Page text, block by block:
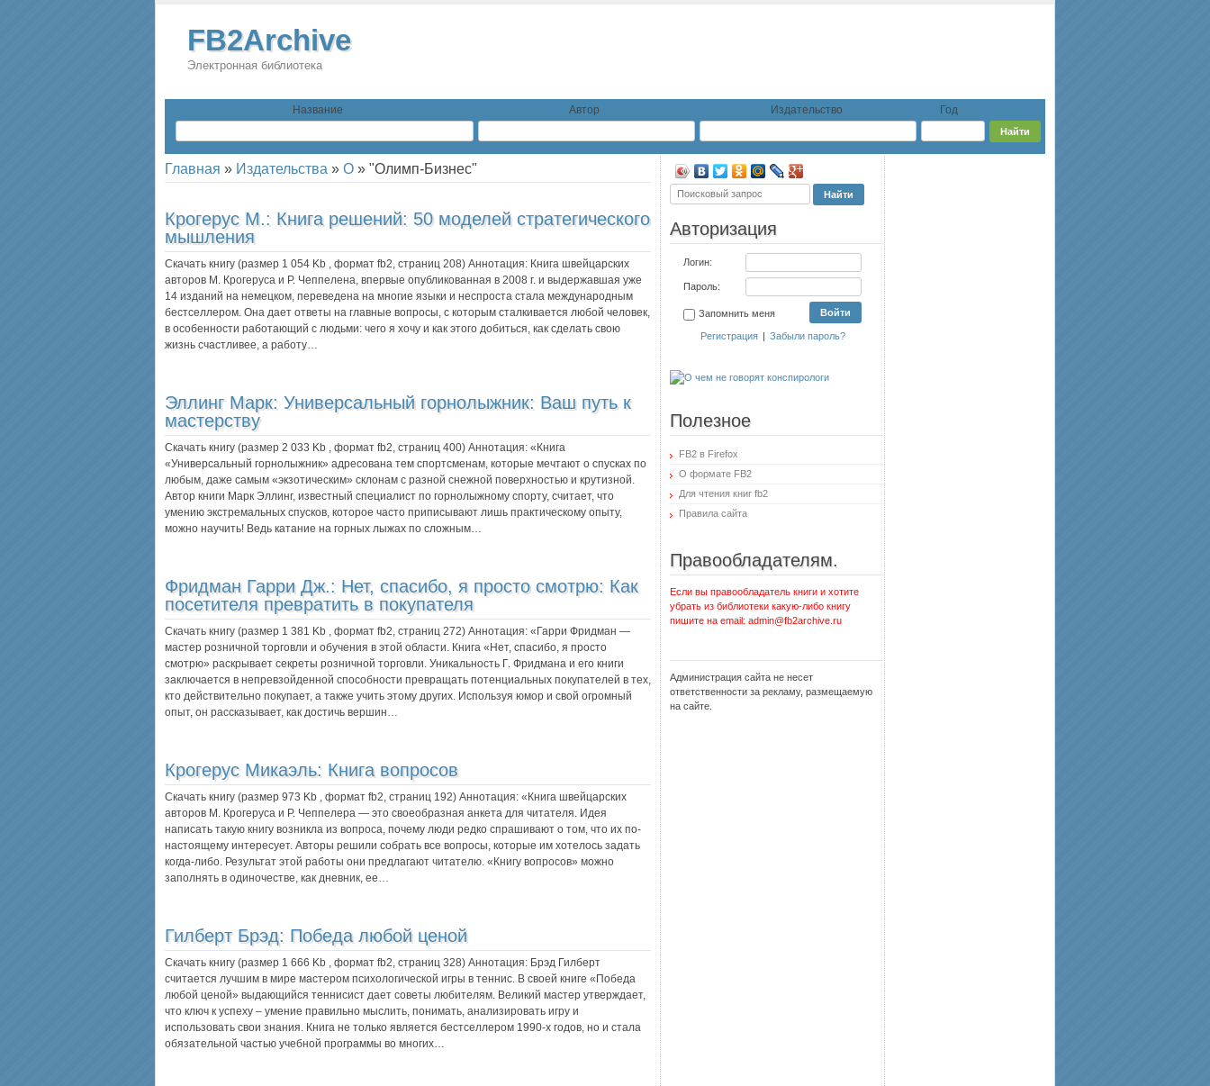
FB2Archive
Электронная библиотека
Название Автор Издательство Год
Главная » Издательства » О » "Олимп-Бизнес"
Крогерус М.: Книга решений: 50 моделей стратегического
мышления
Скачать книгу (размер 1 054 Kb , формат fb2, страниц 208) Аннотация: Книга швейцарских
авторов М. Крогеруса и Р. Чеппелена, впервые опубликованная в 2008 г. и выдержавшая уже
14 изданий на немецком, переведена на многие языки и неспроста стала международным
бестселлером. Она дает ответы на главные вопросы, с которым сталкивается любой человек,
в особенности работающий с людьми: чего я хочу и как этого добиться, как сделать свою
жизнь счастливее, а работу…
Эллинг Марк: Универсальный горнолыжник: Ваш путь к
мастерству
Скачать книгу (размер 2 033 Kb , формат fb2, страниц 400) Аннотация: «Книга
«Универсальный горнолыжник» адресована тем спортсменам, которые мечтают о спусках по
любым, даже самым «экзотическим» склонам с разной снежной поверхностью и крутизной.
Автор книги Марк Эллинг, известный специалист по горнолыжному спорту, считает, что
умению экстремальных спусков, которое часто приписывают лишь практическому опыту,
можно научить! Ведь катание на горных лыжах по сложным…
Фридман Гарри Дж.: Нет, спасибо, я просто смотрю: Как
посетителя превратить в покупателя
Скачать книгу (размер 1 381 Kb , формат fb2, страниц 272) Аннотация: «Гарри Фридман —
мастер розничной торговли и обучения в этой области. Книга «Нет, спасибо, я просто
смотрю» раскрывает секреты розничной торговли. Уникальность Г. Фридмана и его книги
заключается в непревзойденной способности превращать потенциальных покупателей в тех,
кто действительно покупает, а также учить этому других. Используя юмор и свой огромный
опыт, он рассказывает, как достичь вершин…
Крогерус Микаэль: Книга вопросов
Скачать книгу (размер 973 Kb , формат fb2, страниц 192) Аннотация: «Книга швейцарских
авторов М. Крогеруса и Р. Чеппелера — это своеобразная анкета для читателя. Идея
написать такую книгу возникла из вопроса, почему люди редко спрашивают о том, что их по-
настоящему интересует. Авторы решили собрать все вопросы, которые им хотелось задать
когда-либо. Результат этой работы они предлагают читателю. «Книгу вопросов» можно
заполнять в одиночестве, как дневник, ее…
Гилберт Брэд: Победа любой ценой
Скачать книгу (размер 1 666 Kb , формат fb2, страниц 328) Аннотация: Брэд Гилберт
считается лучшим в мире мастером психологической игры в теннис. В своей книге «Победа
любой ценой» выдающийся теннисист дает советы любителям. Великий мастер утверждает,
что ключ к успеху – умение правильно мыслить, понимать, анализировать игру и
использовать свои знания. Книга не только является бестселлером 1990-х годов, но и стала
обязательной частью учебной программы во многих…
Авторизация
Логин:
Пароль:
Запомнить меня
Регистрация | Забыли пароль?
Полезное
FB2 в Firefox
О формате FB2
Для чтения книг fb2
Правила сайта
Правообладателям.
Если вы правообладатель книги и хотите
убрать из библиотеки какую-либо книгу
пишите на email: admin@fb2archive.ru
Администрация сайта не несет
ответственности за рекламу, размещаемую
на сайте.